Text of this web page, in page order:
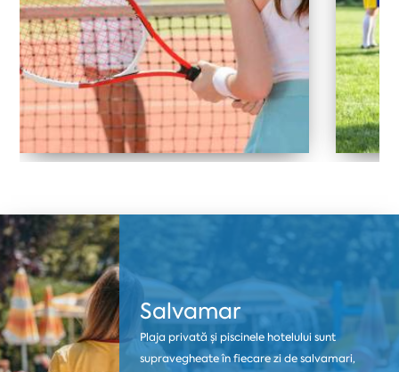
Salvamar
Plaja privată și piscinele hotelului sunt
supravegheate în fiecare zi de salvamari,